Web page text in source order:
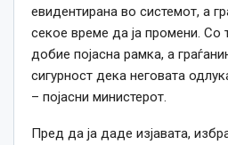
евидентирана во системот, а
секое време да ја промени. Со
добие појасна рамка, а
сигурност дека неговата
– појасни министерот.
Пред да ја даде изјавата,